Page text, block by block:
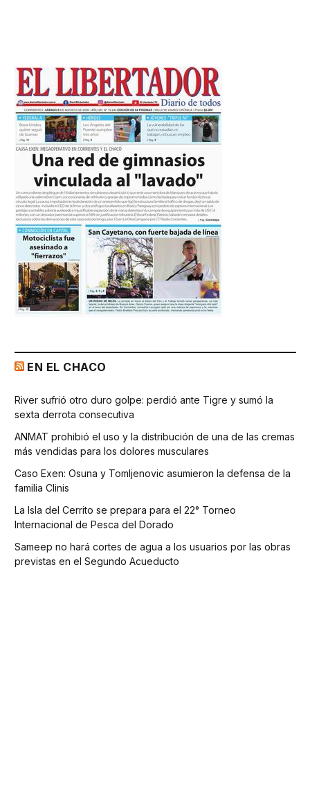
EN EL CHACO
River sufrió otro duro golpe: perdió ante Tigre y sumó la
sexta derrota consecutiva
ANMAT prohibió el uso y la distribución de una de las cremas
más vendidas para los dolores musculares
Caso Exen: Osuna y Tomljenovic asumieron la defensa de la
familia Clinis
La Isla del Cerrito se prepara para el 22° Torneo
Internacional de Pesca del Dorado
Sameep no hará cortes de agua a los usuarios por las obras
previstas en el Segundo Acueducto